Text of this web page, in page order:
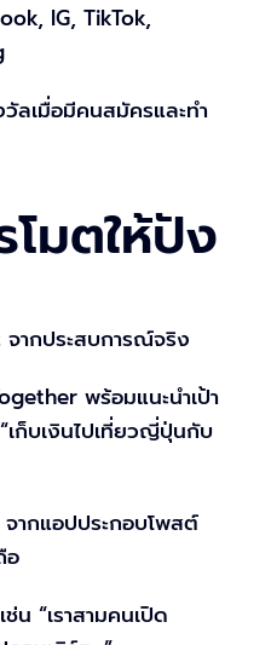
IG, TikTok,
ลเมื่อมีคนสมัครและทำ
โมตให้ปัง
จากประสบการณ์จริง
พร้อมแนะนำเป้า
เก็บเงินไปเที่ยวญี่ปุ่นกับ
ากแอปประกอบโพสต์
อ
น “เราสามคนเปิด